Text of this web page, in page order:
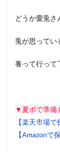
どうか愛兎さ
兎が思ってい
養って行って
▼夏ボで準備
【楽天市場
【Amazonで